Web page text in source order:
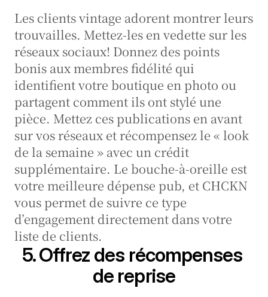
Les clients vintage adorent montrer leurs
trouvailles. Mettez-les en vedette sur les
réseaux sociaux! Donnez des points
bonis aux membres fidélité qui
identifient votre boutique en photo ou
partagent comment ils ont stylé une
pièce. Mettez ces publications en avant
sur vos réseaux et récompensez le « look
de la semaine » avec un crédit
supplémentaire. Le bouche-à-oreille est
votre meilleure dépense pub, et CHCKN
vous permet de suivre ce type
d’engagement directement dans votre
liste de clients.
5. Offrez des récompenses
de reprise